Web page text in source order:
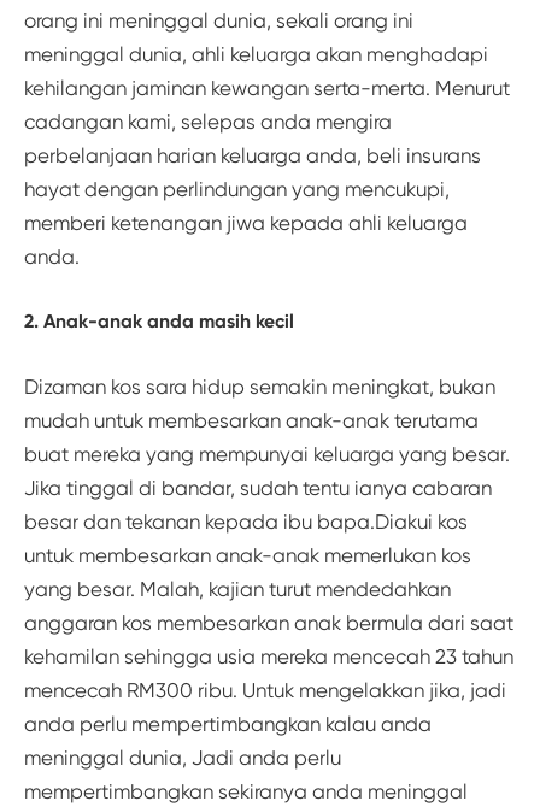
orang ini meninggal dunia, sekali orang ini
meninggal dunia, ahli keluarga akan menghadapi
kehilangan jaminan kewangan serta-merta. Menurut
cadangan kami, selepas anda mengira
perbelanjaan harian keluarga anda, beli insurans
hayat dengan perlindungan yang mencukupi,
memberi ketenangan jiwa kepada ahli keluarga
anda.
2. Anak-anak anda masih kecil
Dizaman kos sara hidup semakin meningkat, bukan
mudah untuk membesarkan anak-anak terutama
buat mereka yang mempunyai keluarga yang besar.
Jika tinggal di bandar, sudah tentu ianya cabaran
besar dan tekanan kepada ibu bapa.Diakui kos
untuk membesarkan anak-anak memerlukan kos
yang besar. Malah, kajian turut mendedahkan
anggaran kos membesarkan anak bermula dari saat
kehamilan sehingga usia mereka mencecah 23 tahun
mencecah RM300 ribu. Untuk mengelakkan jika, jadi
anda perlu mempertimbangkan kalau anda
meninggal dunia, Jadi anda perlu
mempertimbangkan sekiranya anda meninggal